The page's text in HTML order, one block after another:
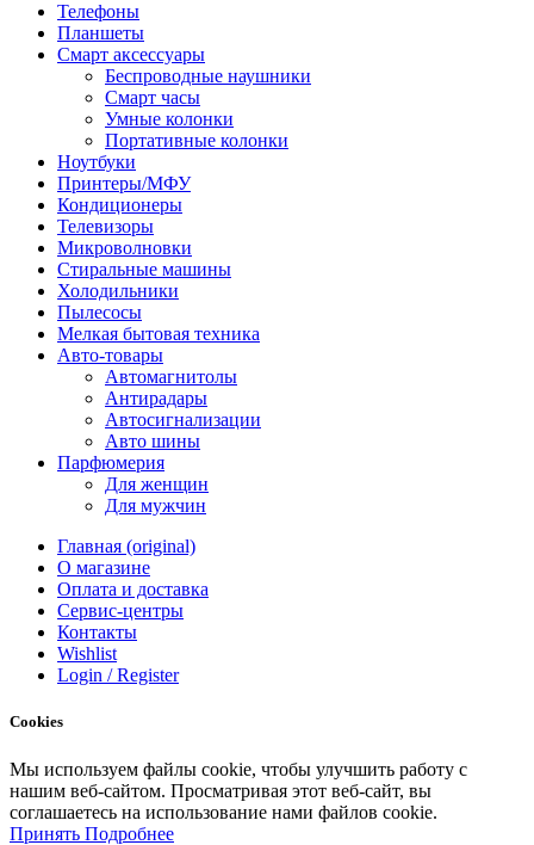
Телефоны
Планшеты
Смарт аксессуары
Беспроводные наушники
Смарт часы
Умные колонки
Портативные колонки
Ноутбуки
Принтеры/МФУ
Кондиционеры
Телевизоры
Микроволновки
Стиральные машины
Холодильники
Пылесосы
Мелкая бытовая техника
Авто-товары
Автомагнитолы
Антирадары
Автосигнализации
Авто шины
Парфюмерия
Для женщин
Для мужчин
Главная (original)
О магазине
Оплата и доставка
Сервис-центры
Контакты
Wishlist
Login / Register
Cookies
Мы используем файлы cookie, чтобы улучшить работу с
нашим веб-сайтом. Просматривая этот веб-сайт, вы
соглашаетесь на использование нами файлов cookie.
Принять Подробнее